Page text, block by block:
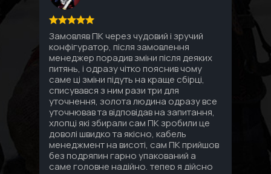
Замовляв ПК через чудовий і зручий
конфігуратор, після замовлення
менеджер порадив зміни після деяких
питянь, і одразу чітко пояснив чому
саме ці зміни підуть на краще сбірці,
списувався з ним рази три для
уточнення, золота людина одразу все
уточнював та відповідав на запитання,
хлопці які збирали сам ПК зробили це
доволі швидко та якісно, кабель
менеджмент на висоті, сам ПК прийшов
без подряпин гарно упакований а
саме головне надійно, тепер я дійсно